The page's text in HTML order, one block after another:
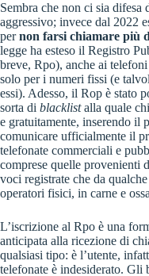
Sembra che non ci sia difesa
aggressivo; invece dal 2022
pernon farsi chiamare più
legge ha esteso il Registro
breve, Rpo), anche ai
solo per i numeri fissi (e
essi). Adesso, il Rop è stato
sorta di blacklistalla quale
e gratuitamente, inserendo il
comunicare ufficialmente il
telefonate commerciali e
comprese quelle provenienti
voci registrate che da
operatori fisici, in carne e
L’iscrizione al Rpo è una
anticipata alla ricezione di
qualsiasi tipo: è l’utente,
telefonate è indesiderato. Gli